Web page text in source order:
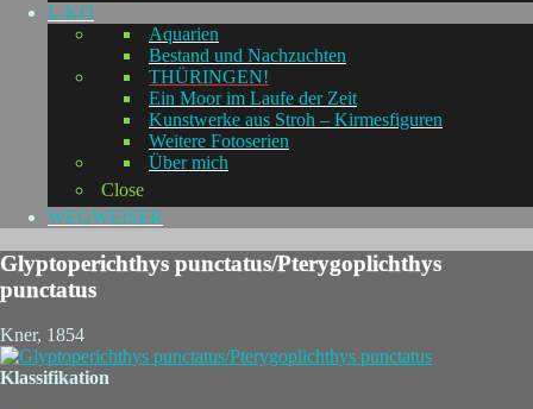
L-KO
Aquarien
Bestand und Nachzuchten
THÜRINGEN!
Ein Moor im Laufe der Zeit
Kunstwerke aus Stroh – Kirmesfiguren
Weitere Fotoserien
Über mich
Close
WEGWEISER
Glyptoperichthys punctatus/Pterygoplichthys
punctatus
Kner, 1854
Klassifikation